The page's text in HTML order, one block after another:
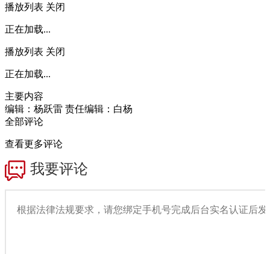
播放列表 关闭
正在加载...
播放列表 关闭
正在加载...
主要内容
编辑：杨跃雷 责任编辑：白杨
全部评论
查看更多评论